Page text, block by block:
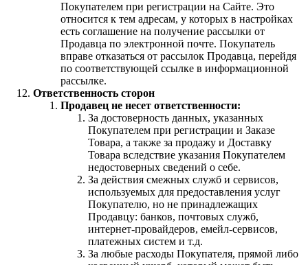
Покупателем при регистрации на Сайте. Это
относится к тем адресам, у которых в настройках
есть соглашение на получение рассылки от
Продавца по электронной почте. Покупатель
вправе отказаться от рассылок Продавца, перейдя
по соответствующей ссылке в информационной
рассылке.
Ответственность сторон
Продавец не несет ответственности:
За достоверность данных, указанных
Покупателем при регистрации и Заказе
Товара, а также за продажу и Доставку
Товара вследствие указания Покупателем
недостоверных сведений о себе.
За действия смежных служб и сервисов,
используемых для предоставления услуг
Покупателю, но не принадлежащих
Продавцу: банков, почтовых служб,
интернет-провайдеров, емейл-сервисов,
платежных систем и т.д.
За любые расходы Покупателя, прямой либо